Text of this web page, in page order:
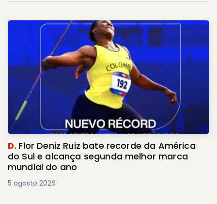
D. Flor Deniz Ruiz bate recorde da América
do Sul e alcança segunda melhor marca
mundial do ano
5 agosto 2026